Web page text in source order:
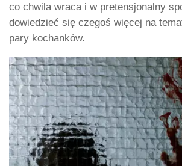
co chwila wraca i w pretensjonalny
dowiedzieć się czegoś więcej na
pary kochanków.